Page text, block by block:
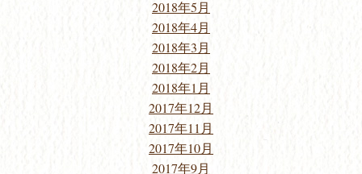
2018年5月
2018年4月
2018年3月
2018年2月
2018年1月
2017年12月
2017年11月
2017年10月
2017年9月